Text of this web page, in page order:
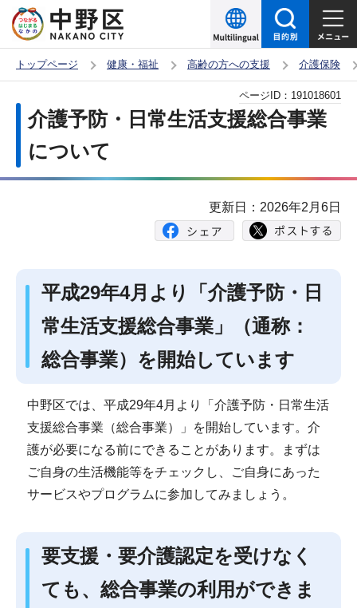
の
ー
トップページ 健康・福祉 高齢の方への支援 介護保険
か
介護予防・日常生活支援総合事業
について
ページID： 191018601
更新日：2026年2月6日
平成29年4月より「介護予防・日
常生活支援総合事業」（通称：
総合事業）を開始しています
中野区では、平成29年4月より「介護予防・日常生活
支援総合事業（総合事業）」を開始しています。介
護が必要になる前にできることがあります。まずは
ご自身の生活機能等をチェックし、ご自身にあった
サービスやプログラムに参加してみましょう。
要支援・要介護認定を受けなく
ても、総合事業の利用ができま